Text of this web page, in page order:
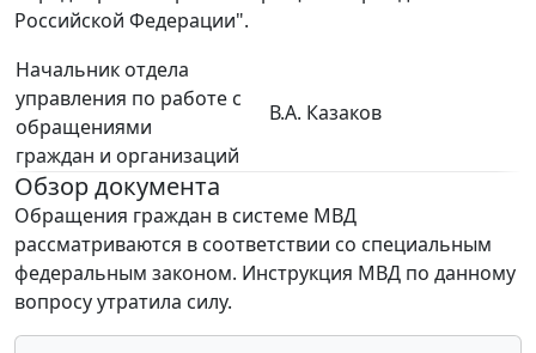
Российской Федерации".
Начальник отдела
управления по работе с
обращениями
граждан и организаций
В.А. Казаков
Обзор документа
Обращения граждан в системе МВД
рассматриваются в соответствии со специальным
федеральным законом. Инструкция МВД по данному
вопросу утратила силу.